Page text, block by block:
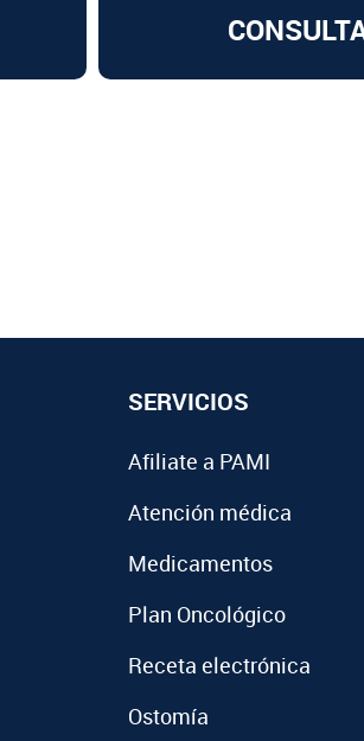
SERVICIOS
Afiliate a PAMI
Atención médica
Medicamentos
Plan Oncológico
Receta electrónica
Ostomía